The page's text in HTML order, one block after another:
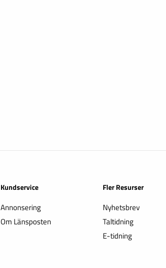
Kundservice
Annonsering
Om Länsposten
Fler Resurser
Nyhetsbrev
Taltidning
E-tidning